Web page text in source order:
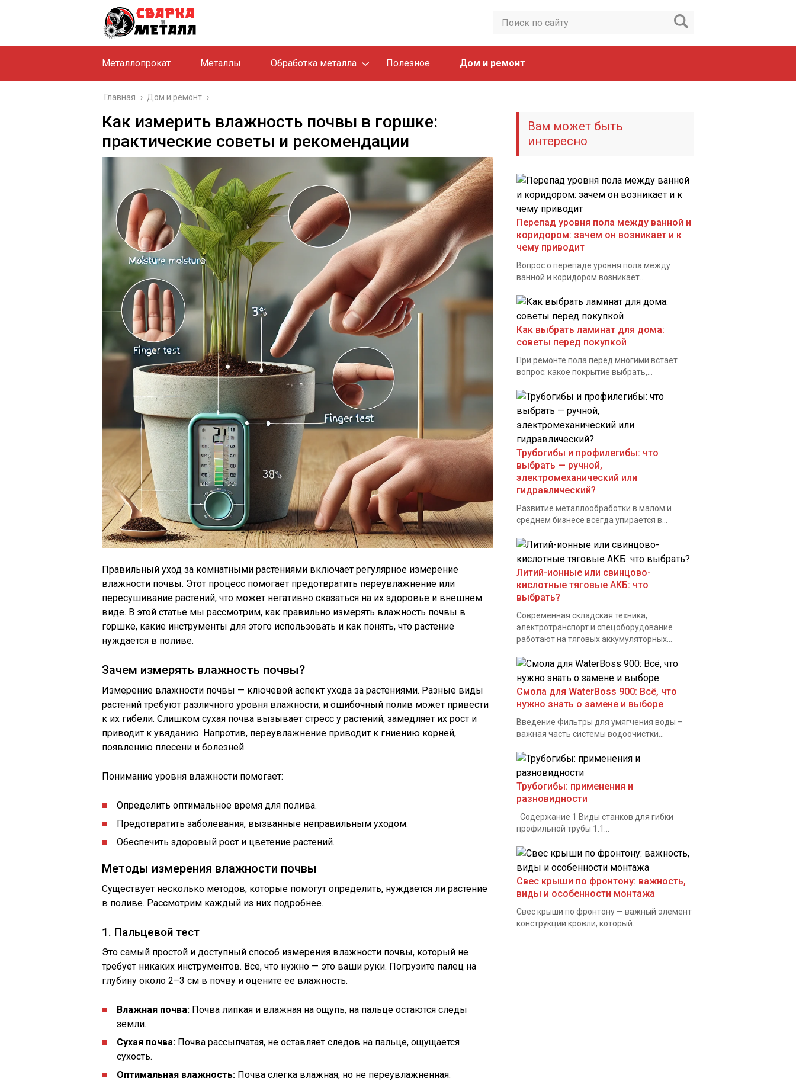
Металлопрокат Металлы Обработка металла Полезное Дом и ремонт
Главная › Дом и ремонт ›
Как измерить влажность почвы в горшке:
практические советы и рекомендации
Правильный уход за комнатными растениями включает регулярное измерение
влажности почвы. Этот процесс помогает предотвратить переувлажнение или
пересушивание растений, что может негативно сказаться на их здоровье и внешнем
виде. В этой статье мы рассмотрим, как правильно измерять влажность почвы в
горшке, какие инструменты для этого использовать и как понять, что растение
нуждается в поливе.
Зачем измерять влажность почвы?
Измерение влажности почвы — ключевой аспект ухода за растениями. Разные виды
растений требуют различного уровня влажности, и ошибочный полив может привести
к их гибели. Слишком сухая почва вызывает стресс у растений, замедляет их рост и
приводит к увяданию. Напротив, переувлажнение приводит к гниению корней,
появлению плесени и болезней.
Понимание уровня влажности помогает:
Определить оптимальное время для полива.
Предотвратить заболевания, вызванные неправильным уходом.
Обеспечить здоровый рост и цветение растений.
Методы измерения влажности почвы
Существует несколько методов, которые помогут определить, нуждается ли растение
в поливе. Рассмотрим каждый из них подробнее.
1. Пальцевой тест
Это самый простой и доступный способ измерения влажности почвы, который не
требует никаких инструментов. Все, что нужно — это ваши руки. Погрузите палец на
глубину около 2–3 см в почву и оцените ее влажность.
Влажная почва: Почва липкая и влажная на ощупь, на пальце остаются следы
земли.
Сухая почва: Почва рассыпчатая, не оставляет следов на пальце, ощущается
сухость.
Оптимальная влажность: Почва слегка влажная, но не переувлажненная.
Вам может быть
интересно
Перепад уровня пола между ванной и
коридором: зачем он возникает и к
чему приводит
Вопрос о перепаде уровня пола между
ванной и коридором возникает...
Как выбрать ламинат для дома:
советы перед покупкой
При ремонте пола перед многими встает
вопрос: какое покрытие выбрать,...
Трубогибы и профилегибы: что
выбрать — ручной,
электромеханический или
гидравлический?
Развитие металлообработки в малом и
среднем бизнесе всегда упирается в...
Литий-ионные или свинцово-
кислотные тяговые АКБ: что
выбрать?
Современная складская техника,
электротранспорт и спецоборудование
работают на тяговых аккумуляторных...
Смола для WaterBoss 900: Всё, что
нужно знать о замене и выборе
Введение Фильтры для умягчения воды –
важная часть системы водоочистки...
Трубогибы: применения и
разновидности
Содержание 1 Виды станков для гибки
профильной трубы 1.1...
Свес крыши по фронтону: важность,
виды и особенности монтажа
Свес крыши по фронтону — важный элемент
конструкции кровли, который...